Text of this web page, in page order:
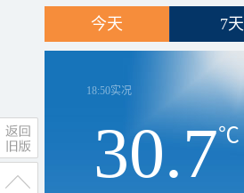
今天 7天
18:50实况
30.7℃